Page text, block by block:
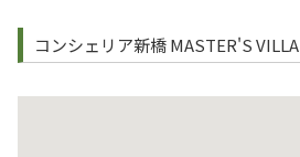
コンシェリア新橋 MASTER'S VILLA